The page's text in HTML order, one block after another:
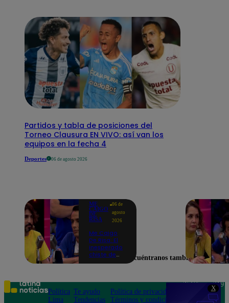
X
Partidos y tabla de posiciones del
Torneo Clausura EN VIVO: así van los
equipos en la fecha 4
Deportes 06 de agosto 2026
ME
CAIGO
DE
RISA
06 de
agosto
2026
Me Caigo
De Risa: El
inesperado
chiste de
hizo
explotar a
todo el set
Encuéntranos también en
Política
Lima
Te ayudo
Tendencias
Política de privacidad
Términos y condiciones
Teléfono: 219
Av. San